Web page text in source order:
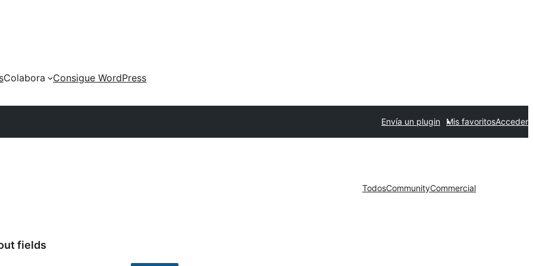
Colabora
Consigue WordPress
Envía un plugin Mis favoritosAcceder
TodosCommunityCommercial
fields